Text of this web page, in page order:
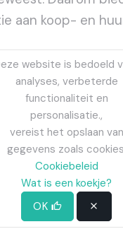
aan koop- en
vindt u het lastig
de perfecte woning te
u papierwerk
het hele proces.
website is bedoeld
analyses, verbeterde
functionaliteit en
personalisatie.,
vereist het opslaan van
gegevens zoals
Cookiebeleid
Wat is een koekje?
OK